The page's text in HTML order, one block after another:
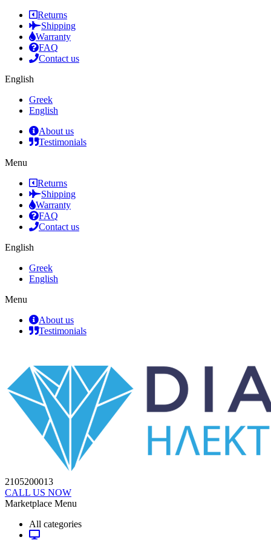
Returns
Shipping
Warranty
FAQ
Contact us
English
Greek
English
About us
Testimonials
Menu
Returns
Shipping
Warranty
FAQ
Contact us
English
Greek
English
Menu
About us
Testimonials
2105200013
CALL US NOW
Marketplace Menu
All categories